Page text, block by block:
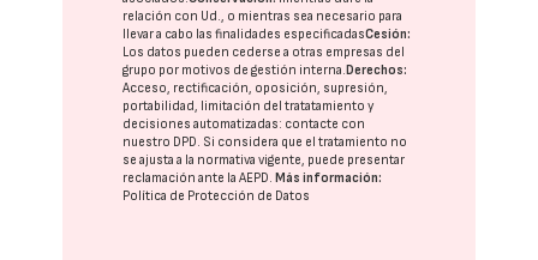
relación con Ud., o mientras sea necesario para
llevar a cabo las finalidades especificadasCesión:
Los datos pueden cederse a otras empresas del
grupo por motivos de gestión interna. Derechos:
Acceso, rectificación, oposición, supresión,
portabilidad, limitación del tratatamiento y
decisiones automatizadas: contacte con
nuestro DPD. Si considera que el tratamiento no
se ajusta a la normativa vigente, puede presentar
reclamación ante laAEPD. Más información:
Política de Protección de Datos